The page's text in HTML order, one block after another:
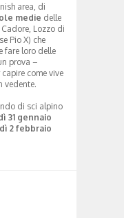
area, di
medie delle
Lozzo di
Pio X) che
fare loro delle
prova –
come vive
vedente.
di sci alpino
31 gennaio
2 febbraio